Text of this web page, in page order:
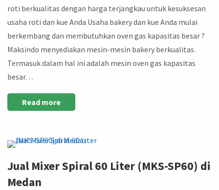
roti berkualitas dengan harga terjangkau untuk kesuksesan
usaha roti dan kue Anda Usaha bakery dan kue Anda mulai
berkembang dan membutuhkan oven gas kapasitas besar ?
Maksindo menyediakan mesin-mesin bakery berkualitas.
Termasuk dalam hal ini adalah mesin oven gas kapasitas
besar…
Read more
Jual Mixer Spiral 60 Liter (MKS-SP60) di
Medan